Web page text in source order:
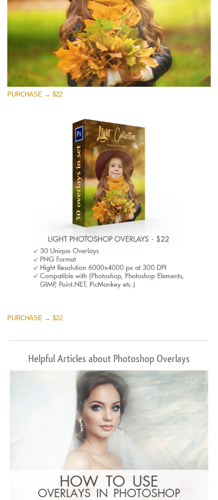
मुफ्त डाउनलोड
PURCHASE → $22
PURCHASE → $22
Helpful Articles about Photoshop Overlays